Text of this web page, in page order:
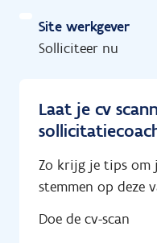
Site werkgever
Solliciteer nu
Laat je cv
Zo krijg je tips om
stemmen op deze
Doe de cv-scan